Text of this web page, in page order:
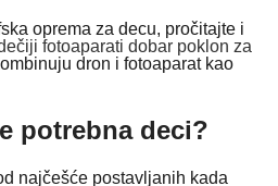
oprema za decu, pročitajte i
fotoaparati dobar poklon za
dron i fotoaparat kao
potrebna deci?
najčešće postavljanih kada